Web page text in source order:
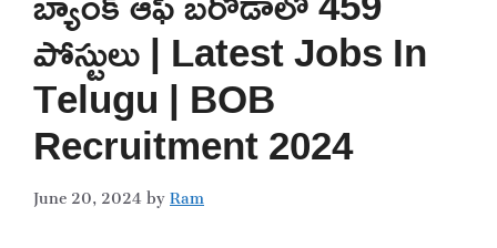
పోస్టులు | Latest Jobs In
Telugu | BOB
Recruitment 2024
June 20, 2024byRam